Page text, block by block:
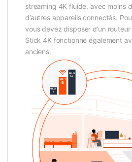
streaming 4K fluide, avec moins
d’autres appareils connectés.
vous devez disposer d’un
Stick 4K fonctionne également
anciens.